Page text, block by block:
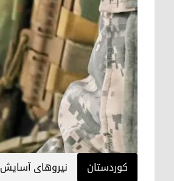
کوردستان نیروهای آسایش